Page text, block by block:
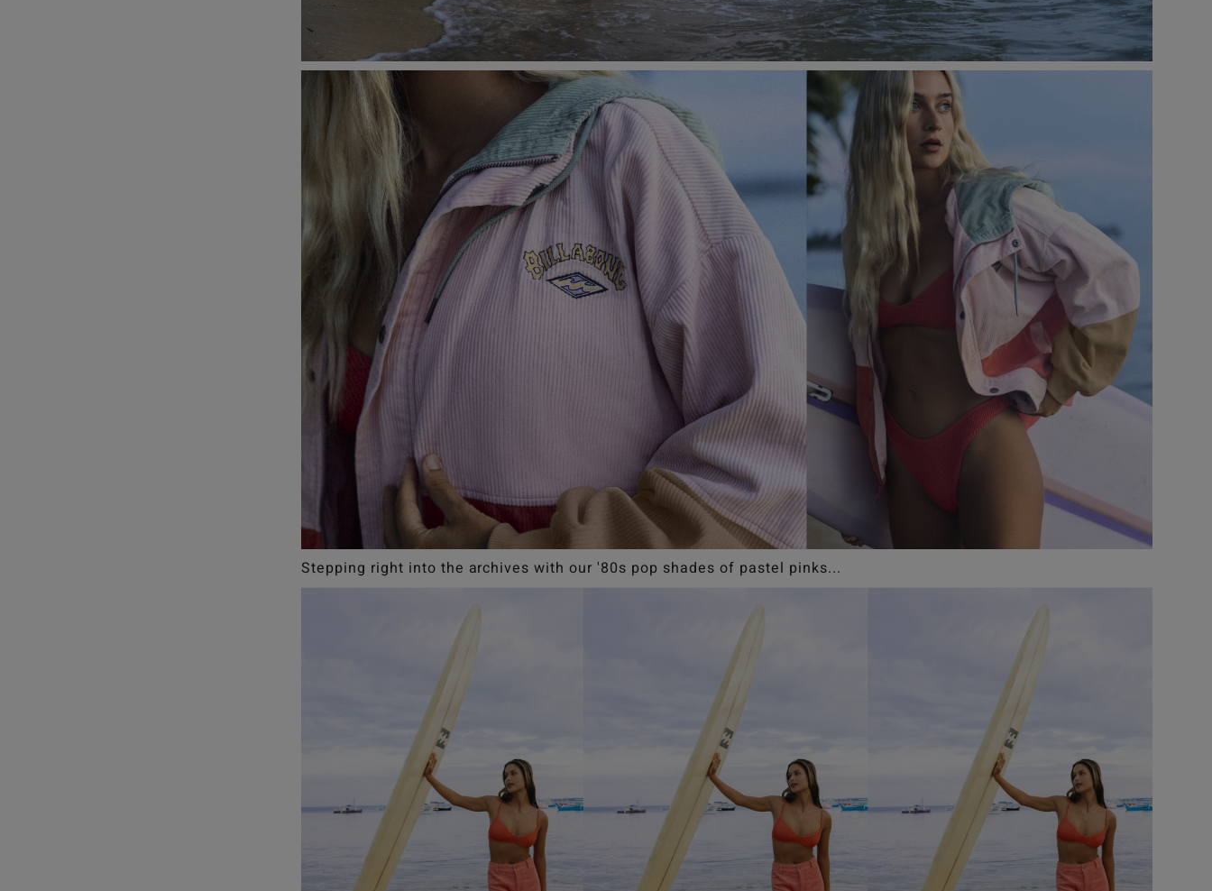
Stepping right into the archives with our '80s pop shades of pastel pinks...